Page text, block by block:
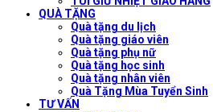
QUÀ TẶNG
Quà tặng du lịch
Quà tặng giáo viên
Quà tặng phụ nữ
Quà tặng học sinh
Quà tặng nhân viên
Quà Tặng Mùa Tuyển Sinh
TƯ VẤN